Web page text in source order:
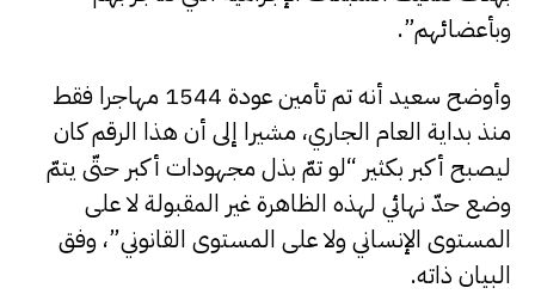
وبأعضائهم”.
وأوضح سعيد أنه تم تأمين عودة 1544 مهاجرا فقط
منذ بداية العام الجاري، مشيرا إلى أن هذا الرقم كان
ليصبح أكبر بكثير “لو تمّ بذل مجهودات أكبر حتّى يتمّ
وضع حدّ نهائي لهذه الظاهرة غير المقبولة لا على
المستوى الإنساني ولا على المستوى القانوني”، وفق
البيان ذاته.